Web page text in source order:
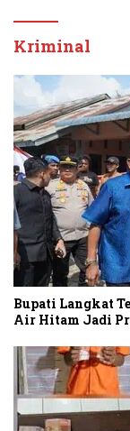
Kriminal
Bupati Langkat
Air Hitam Jadi